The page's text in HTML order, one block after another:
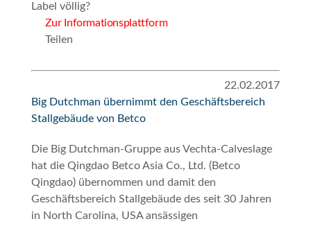
Label völlig?
Zur Informationsplattform
Teilen
22.02.2017
Big Dutchman übernimmt den Geschäftsbereich
Stallgebäude von Betco
Die Big Dutchman-Gruppe aus Vechta-Calveslage
hat die Qingdao Betco Asia Co., Ltd. (Betco
Qingdao) übernommen und damit den
Geschäftsbereich Stallgebäude des seit 30 Jahren
in North Carolina, USA ansässigen